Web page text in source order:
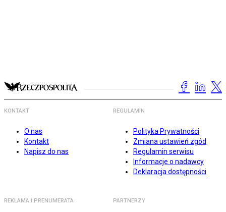
KONTAKT
O nas
Kontakt
Napisz do nas
REGULAMIN
Polityka Prywatności
Zmiana ustawień zgód
Regulamin serwisu
Informacje o nadawcy
Deklaracja dostępności
REKLAMA I PRENUMERATA PARTNERZY